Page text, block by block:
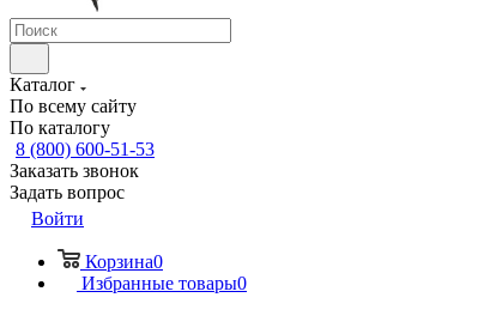
Каталог
По всему сайту
По каталогу
8 (800) 600-51-53
Заказать звонок
Задать вопрос
Войти
Корзина0
Избранные товары0